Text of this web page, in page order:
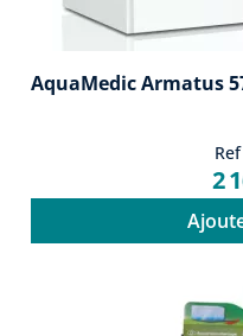
AquaMedic Armatus
2